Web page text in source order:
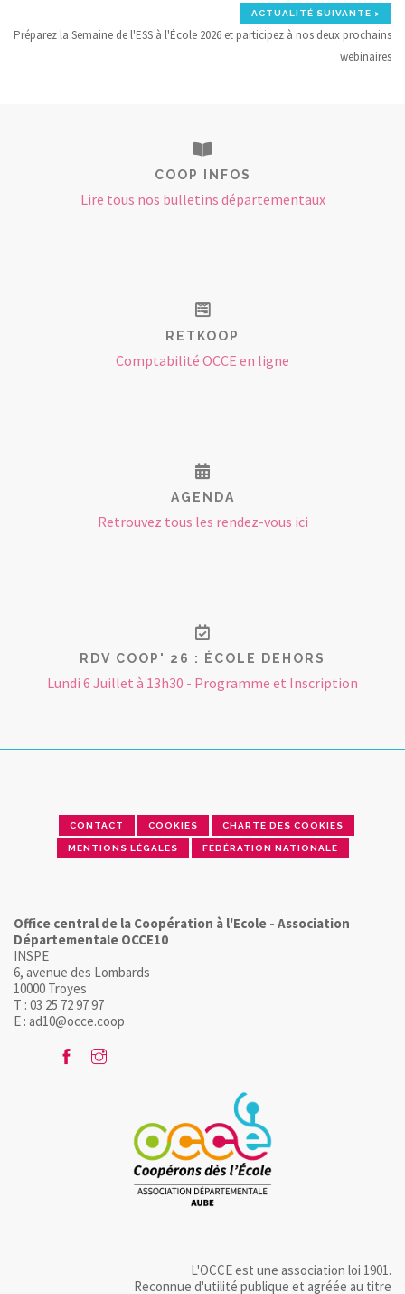
ACTUALITÉ SUIVANTE >
Préparez la Semaine de l'ESS à l'École 2026 et participez à nos deux prochains
webinaires
COOP INFOS
Lire tous nos bulletins départementaux
RETKOOP
Comptabilité OCCE en ligne
AGENDA
Retrouvez tous les rendez-vous ici
RDV COOP' 26 : ÉCOLE DEHORS
Lundi 6 Juillet à 13h30 - Programme et Inscription
CONTACT COOKIES CHARTE DES COOKIES
MENTIONS LÉGALES FÉDÉRATION NATIONALE
Office central de la Coopération à l'Ecole - Association
Départementale OCCE10
INSPE
6, avenue des Lombards
10000 Troyes
T : 03 25 72 97 97
E : ad10@occe.coop
L'OCCE est une association loi 1901.
Reconnue d'utilité publique et agréée au titre